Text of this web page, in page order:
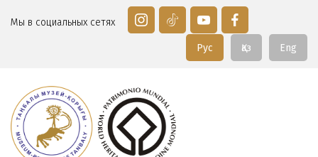
Мы в социальных сетях
Eng
Қаз
Рус